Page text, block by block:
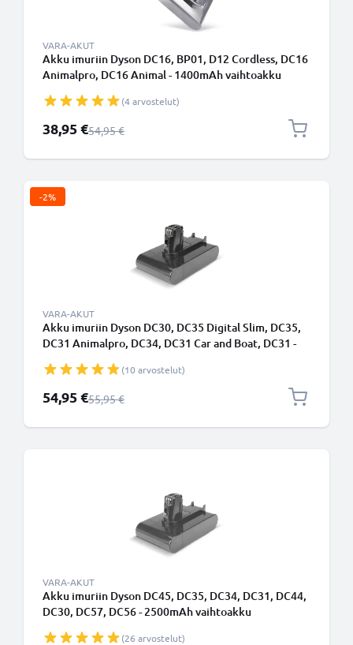
VARA-AKUT
Akku imuriin Dyson DC16, BP01, D12 Cordless, DC16
Animalpro, DC16 Animal - 1400mAh vaihtoakku
(4 arvostelut)
Erikoishinta
38,95 €Normaali hinta
54,95 €
-2%
VARA-AKUT
Akku imuriin Dyson DC30, DC35 Digital Slim, DC35,
DC31 Animalpro, DC34, DC31 Car and Boat, DC31 -
Napsautettava akku(10 arvostelut)
Erikoishinta
54,95 €Normaali hinta
55,95 €
VARA-AKUT
Akku imuriin Dyson DC45, DC35, DC34, DC31, DC44,
DC30, DC57, DC56 - 2500mAh vaihtoakku
(26 arvostelut)